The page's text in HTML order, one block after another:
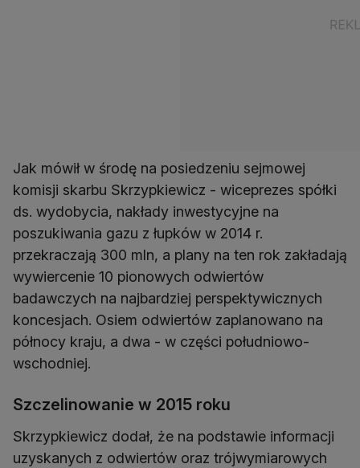
Jak mówił w środę na posiedzeniu sejmowej
komisji skarbu Skrzypkiewicz - wiceprezes spółki
ds. wydobycia, nakłady inwestycyjne na
poszukiwania gazu z łupków w 2014 r.
przekraczają 300 mln, a plany na ten rok zakładają
wywiercenie 10 pionowych odwiertów
badawczych na najbardziej perspektywicznych
koncesjach. Osiem odwiertów zaplanowano na
północy kraju, a dwa - w części południowo-
wschodniej.
Szczelinowanie w 2015 roku
Skrzypkiewicz dodał, że na podstawie informacji
uzyskanych z odwiertów oraz trójwymiarowych